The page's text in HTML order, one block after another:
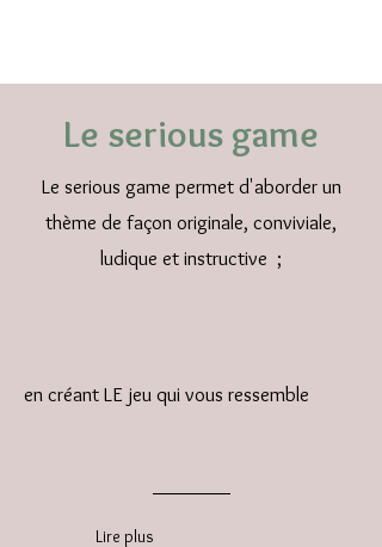
Le serious game
Le serious game permet d'aborder un
thème de façon originale, conviviale,
ludique et instructive ;
en créant LE jeu qui vous ressemble
Lire plus